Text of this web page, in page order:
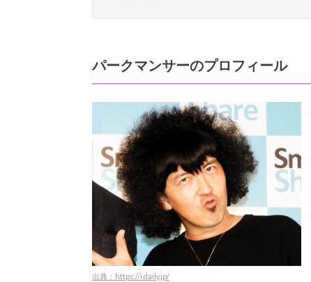
パークマンサーのプロフィール
出典：https://i.daily.jp/